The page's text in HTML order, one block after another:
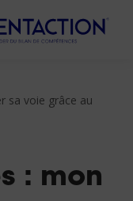
sa voie grâce au
: mon